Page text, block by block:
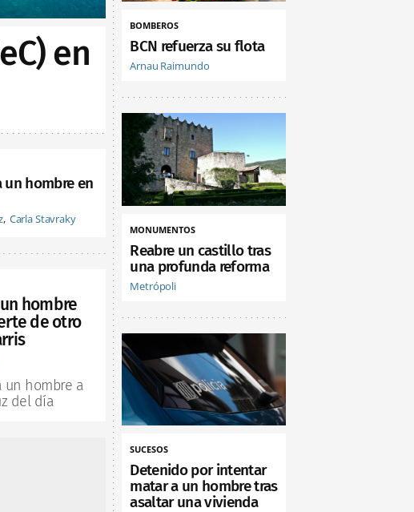
en
un hombre en
Carla Stavraky
hombre
de otro
un hombre a
del día
BOMBEROS
BCN refuerza su flota
Arnau Raimundo
MONUMENTOS
Reabre un castillo tras
una profunda reforma
Metrópoli
SUCESOS
Detenido por intentar
matar a un hombre tras
asaltar una vivienda